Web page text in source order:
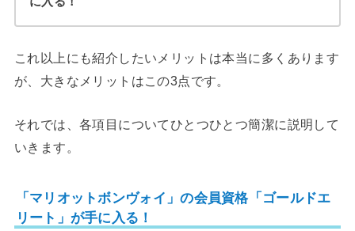
これ以上にも紹介したいメリットは本当に多くあります
が、大きなメリットはこの3点です。
それでは、各項目についてひとつひとつ簡潔に説明して
いきます。
「マリオットボンヴォイ」の会員資格「ゴールドエ
リート」が手に入る！